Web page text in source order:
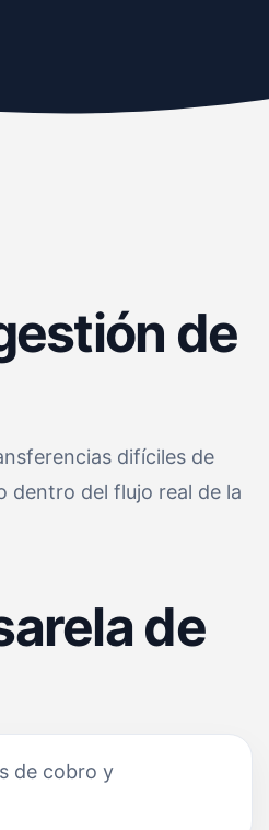
de
difíciles de
dentro del flujo real de la
de
de cobro y